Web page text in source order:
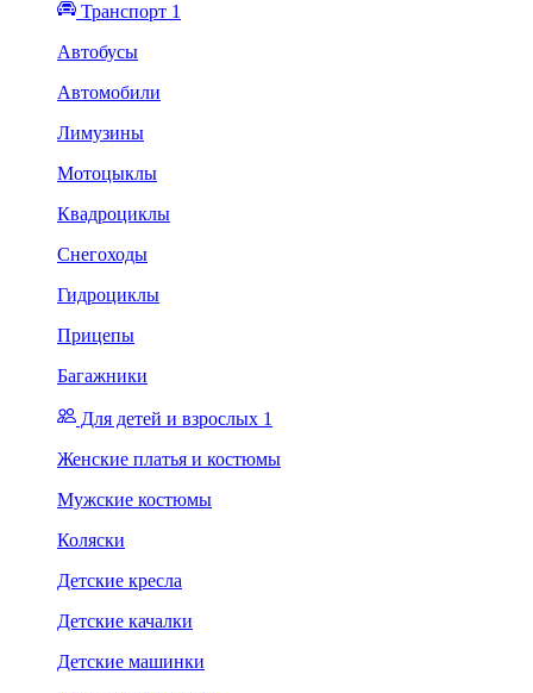
Транспорт 1
Автобусы
Автомобили
Лимузины
Мотоцыклы
Квадроциклы
Снегоходы
Гидроциклы
Прицепы
Багажники
Для детей и взрослых 1
Женские платья и костюмы
Мужские костюмы
Коляски
Детские кресла
Детские качалки
Детские машинки